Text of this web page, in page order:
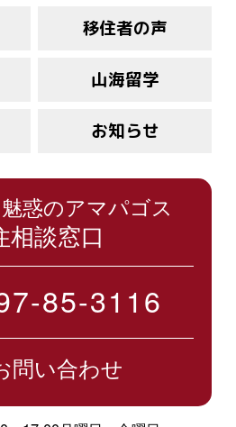
移住者の声
山海留学
お知らせ
惑のアマパゴス
相談窓口
85-3116
問い合わせ